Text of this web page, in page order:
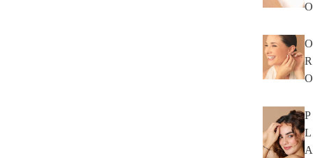
O
O
R
O
P
L
A